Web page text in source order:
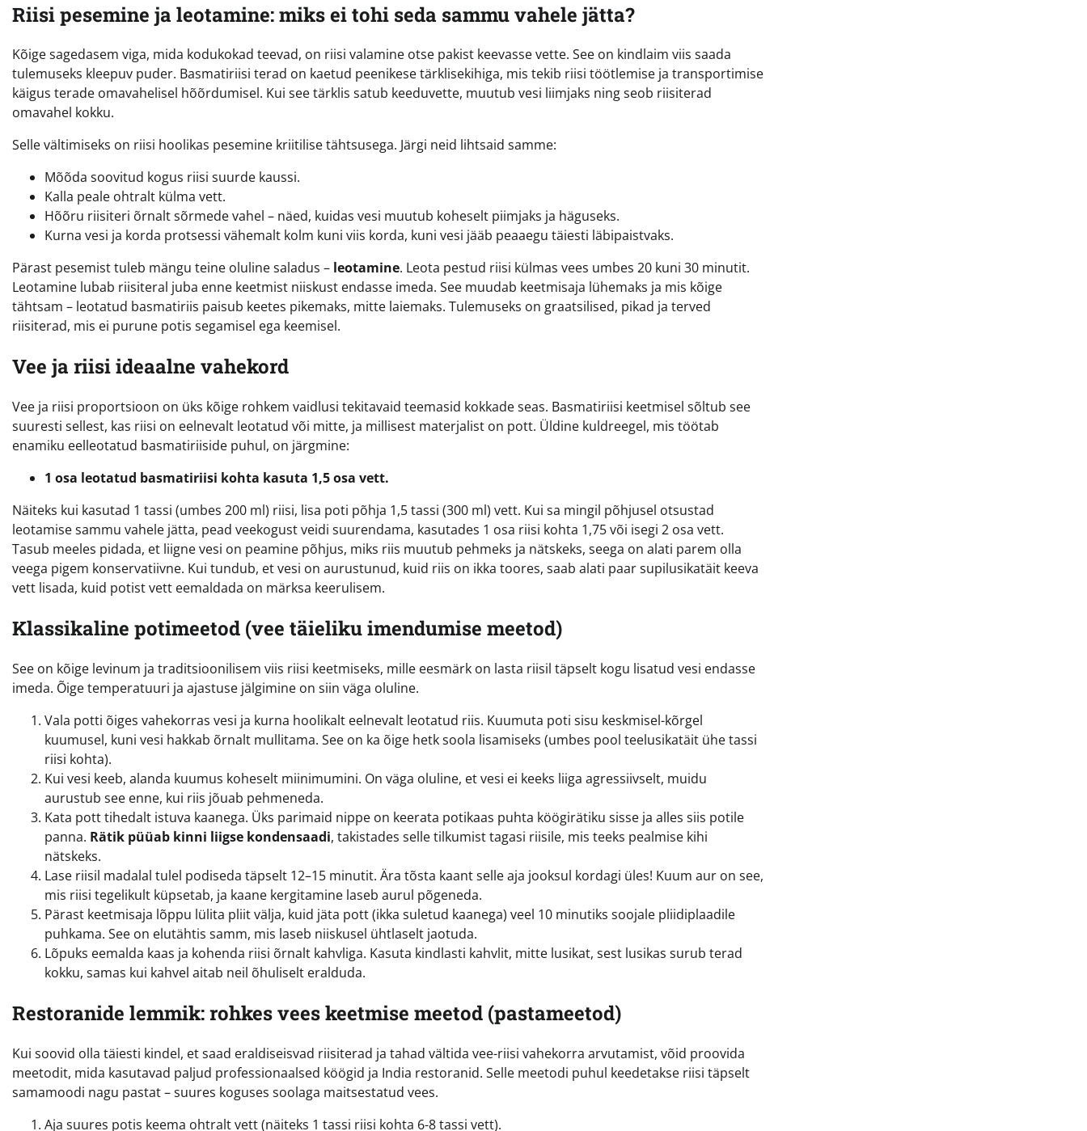
Riisi pesemine ja leotamine: miks ei tohi seda sammu vahele jätta?
Kõige sagedasem viga, mida kodukokad teevad, on riisi valamine otse pakist keevasse vette. See on kindlaim viis saada
tulemuseks kleepuv puder. Basmatiriisi terad on kaetud peenikese tärklisekihiga, mis tekib riisi töötlemise ja transportimise
käigus terade omavahelisel hõõrdumisel. Kui see tärklis satub keeduvette, muutub vesi liimjaks ning seob riisiterad
omavahel kokku.
Selle vältimiseks on riisi hoolikas pesemine kriitilise tähtsusega. Järgi neid lihtsaid samme:
Mõõda soovitud kogus riisi suurde kaussi.
Kalla peale ohtralt külma vett.
Hõõru riisiteri õrnalt sõrmede vahel – näed, kuidas vesi muutub koheselt piimjaks ja häguseks.
Kurna vesi ja korda protsessi vähemalt kolm kuni viis korda, kuni vesi jääb peaaegu täiesti läbipaistvaks.
Pärast pesemist tuleb mängu teine oluline saladus – leotamine. Leota pestud riisi külmas vees umbes 20 kuni 30 minutit.
Leotamine lubab riisiteral juba enne keetmist niiskust endasse imeda. See muudab keetmisaja lühemaks ja mis kõige
tähtsam – leotatud basmatiriis paisub keetes pikemaks, mitte laiemaks. Tulemuseks on graatsilised, pikad ja terved
riisiterad, mis ei purune potis segamisel ega keemisel.
Vee ja riisi ideaalne vahekord
Vee ja riisi proportsioon on üks kõige rohkem vaidlusi tekitavaid teemasid kokkade seas. Basmatiriisi keetmisel sõltub see
suuresti sellest, kas riisi on eelnevalt leotatud või mitte, ja millisest materjalist on pott. Üldine kuldreegel, mis töötab
enamiku eelleotatud basmatiriiside puhul, on järgmine:
1 osa leotatud basmatiriisi kohta kasuta 1,5 osa vett.
Näiteks kui kasutad 1 tassi (umbes 200 ml) riisi, lisa poti põhja 1,5 tassi (300 ml) vett. Kui sa mingil põhjusel otsustad
leotamise sammu vahele jätta, pead veekogust veidi suurendama, kasutades 1 osa riisi kohta 1,75 või isegi 2 osa vett.
Tasub meeles pidada, et liigne vesi on peamine põhjus, miks riis muutub pehmeks ja nätskeks, seega on alati parem olla
veega pigem konservatiivne. Kui tundub, et vesi on aurustunud, kuid riis on ikka toores, saab alati paar supilusikatäit keeva
vett lisada, kuid potist vett eemaldada on märksa keerulisem.
Klassikaline potimeetod (vee täieliku imendumise meetod)
See on kõige levinum ja traditsioonilisem viis riisi keetmiseks, mille eesmärk on lasta riisil täpselt kogu lisatud vesi endasse
imeda. Õige temperatuuri ja ajastuse jälgimine on siin väga oluline.
Vala potti õiges vahekorras vesi ja kurna hoolikalt eelnevalt leotatud riis. Kuumuta poti sisu keskmisel-kõrgel
kuumusel, kuni vesi hakkab õrnalt mullitama. See on ka õige hetk soola lisamiseks (umbes pool teelusikatäit ühe tassi
riisi kohta).
Kui vesi keeb, alanda kuumus koheselt miinimumini. On väga oluline, et vesi ei keeks liiga agressiivselt, muidu
aurustub see enne, kui riis jõuab pehmeneda.
Kata pott tihedalt istuva kaanega. Üks parimaid nippe on keerata potikaas puhta köögirätiku sisse ja alles siis potile
panna. Rätik püüab kinni liigse kondensaadi, takistades selle tilkumist tagasi riisile, mis teeks pealmise kihi
nätskeks.
Lase riisil madalal tulel podiseda täpselt 12–15 minutit. Ära tõsta kaant selle aja jooksul kordagi üles! Kuum aur on see,
mis riisi tegelikult küpsetab, ja kaane kergitamine laseb aurul põgeneda.
Pärast keetmisaja lõppu lülita pliit välja, kuid jäta pott (ikka suletud kaanega) veel 10 minutiks soojale pliidiplaadile
puhkama. See on elutähtis samm, mis laseb niiskusel ühtlaselt jaotuda.
Lõpuks eemalda kaas ja kohenda riisi õrnalt kahvliga. Kasuta kindlasti kahvlit, mitte lusikat, sest lusikas surub terad
kokku, samas kui kahvel aitab neil õhuliselt eralduda.
Restoranide lemmik: rohkes vees keetmise meetod (pastameetod)
Kui soovid olla täiesti kindel, et saad eraldiseisvad riisiterad ja tahad vältida vee-riisi vahekorra arvutamist, võid proovida
meetodit, mida kasutavad paljud professionaalsed köögid ja India restoranid. Selle meetodi puhul keedetakse riisi täpselt
samamoodi nagu pastat – suures koguses soolaga maitsestatud vees.
Aja suures potis keema ohtralt vett (näiteks 1 tassi riisi kohta 6-8 tassi vett).